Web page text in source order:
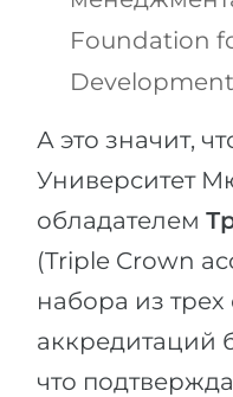
Foundation
А это значит,
Университет
обладателем
(Triple Crown
набора из
аккредитаций
что